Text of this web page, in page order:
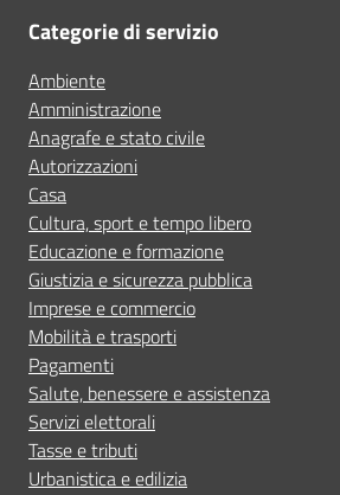
Categorie di servizio
Ambiente
Amministrazione
Anagrafe e stato civile
Autorizzazioni
Casa
Cultura, sport e tempo libero
Educazione e formazione
Giustizia e sicurezza pubblica
Imprese e commercio
Mobilità e trasporti
Pagamenti
Salute, benessere e assistenza
Servizi elettorali
Tasse e tributi
Urbanistica e edilizia